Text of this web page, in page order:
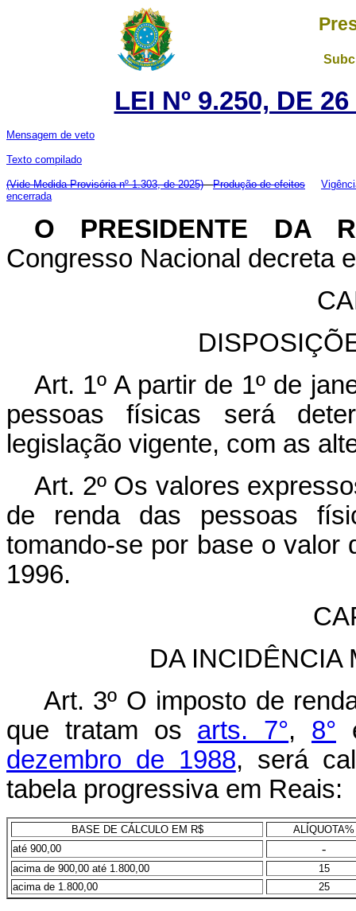
LEI Nº 9.250, DE
Mensagem de veto
Texto compilado
(Vide Medida Provisória nº 1.303, de 2025) Produção de efeitos
encerrada
O PRESIDENTE DA
Congresso Nacional decreta
Art. 1º A partir de 1º de
pessoas físicas será
legislação vigente, com as
Art. 2º Os valores
de renda das pessoas
tomando-se por base o valor
1996.
DA INCIDÊNCIA
Art. 3º O imposto de
que tratam os arts. 7°, 8°
dezembro de 1988, será
tabela progressiva em Reais:
BASE DE CÁLCULO EM R$
ALÍQUOTA%
até 900,00
-
acima de 900,00 até 1.800,00
15
acima de 1.800,00
25